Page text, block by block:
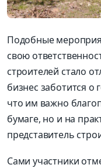
Подобные
свою
строителей стало
бизнес заботится
что им важно
бумаге, но и на
представитель
Сами участники